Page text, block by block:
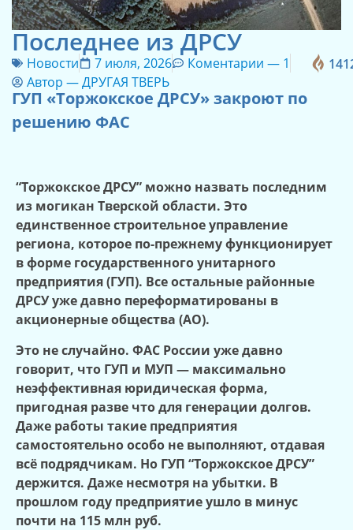
Последнее из ДРСУ
Новости 7 июля, 2026 Коментарии — 1
Автор —ДРУГАЯ ТВЕРЬ
ГУП «Торжокское ДРСУ» закроют по
решению ФАС
“Торжокское ДРСУ” можно назвать последним
из могикан Тверской области. Это
единственное строительное управление
региона, которое по-прежнему функционирует
в форме государственного унитарного
предприятия (ГУП). Все остальные районные
ДРСУ уже давно переформатированы в
акционерные общества (АО).
Это не случайно. ФАС России уже давно
говорит, что ГУП и МУП — максимально
неэффективная юридическая форма,
пригодная разве что для генерации долгов.
Даже работы такие предприятия
самостоятельно особо не выполняют, отдавая
всё подрядчикам. Но ГУП “Торжокское ДРСУ”
держится. Даже несмотря на убытки. В
прошлом году предприятие ушло в минус
почти на 115 млн руб.